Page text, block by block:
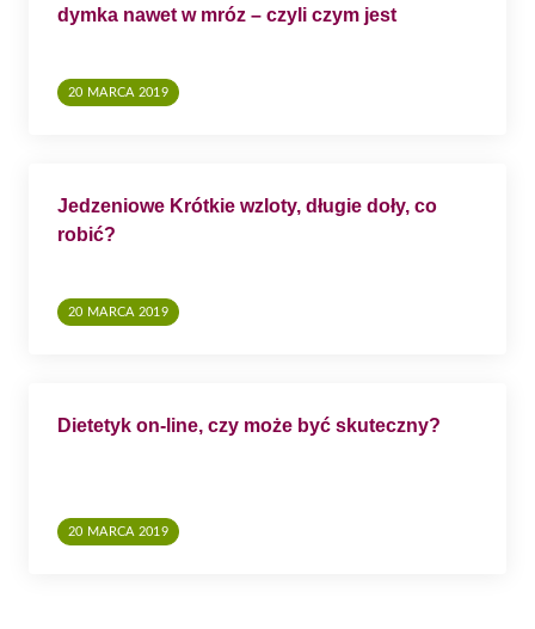
dymka nawet w mróz – czyli czym jest
20 MARCA 2019
Jedzeniowe Krótkie wzloty, długie doły, co
robić?
20 MARCA 2019
Dietetyk on-line, czy może być skuteczny?
20 MARCA 2019